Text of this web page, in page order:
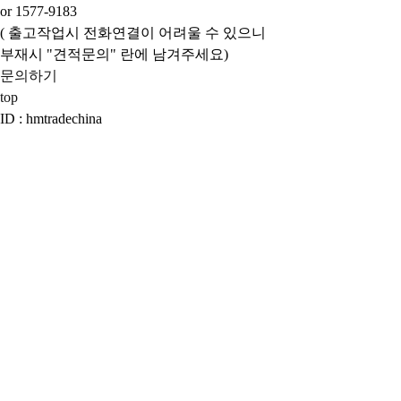
or 1577-9183
( 출고작업시 전화연결이 어려울 수 있으니
부재시 "견적문의" 란에 남겨주세요)
문의하기
top
ID : hmtradechina